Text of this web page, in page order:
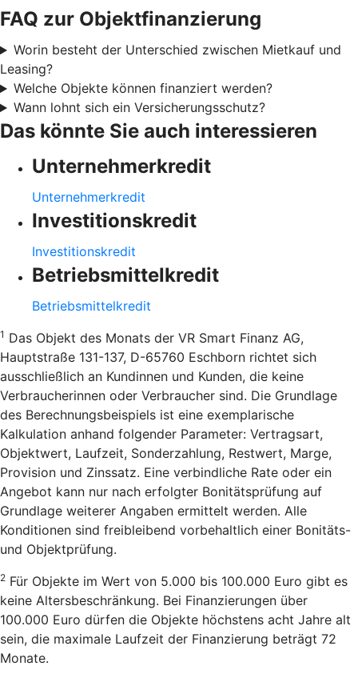
FAQ zur Objektfinanzierung
Worin besteht der Unterschied zwischen Mietkauf und
Leasing?
Welche Objekte können finanziert werden?
Wann lohnt sich ein Versicherungsschutz?
Das könnte Sie auch interessieren
Unternehmerkredit
Unternehmerkredit
Investitionskredit
Investitionskredit
Betriebsmittelkredit
Betriebsmittelkredit
1 Das Objekt des Monats der VR Smart Finanz AG,
Hauptstraße 131-137, D-65760 Eschborn richtet sich
ausschließlich an Kundinnen und Kunden, die keine
Verbraucherinnen oder Verbraucher sind. Die Grundlage
des Berechnungsbeispiels ist eine exemplarische
Kalkulation anhand folgender Parameter: Vertragsart,
Objektwert, Laufzeit, Sonderzahlung, Restwert, Marge,
Provision und Zinssatz. Eine verbindliche Rate oder ein
Angebot kann nur nach erfolgter Bonitätsprüfung auf
Grundlage weiterer Angaben ermittelt werden. Alle
Konditionen sind freibleibend vorbehaltlich einer Bonitäts-
und Objektprüfung.
2 Für Objekte im Wert von 5.000 bis 100.000 Euro gibt es
keine Altersbeschränkung. Bei Finanzierungen über
100.000 Euro dürfen die Objekte höchstens acht Jahre alt
sein, die maximale Laufzeit der Finanzierung beträgt 72
Monate.